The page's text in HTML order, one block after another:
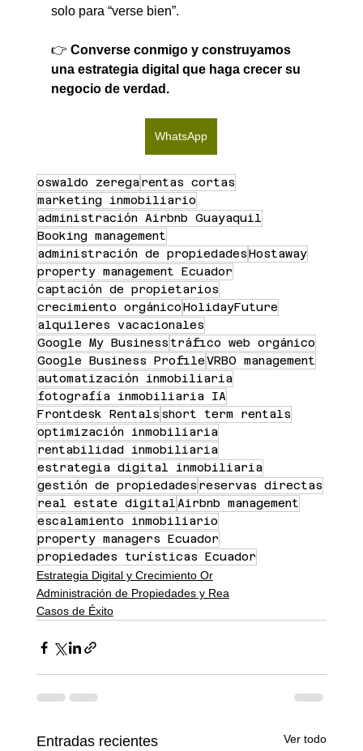
solo para “verse bien”.
👉 Converse conmigo y construyamos
una estrategia digital que haga crecer su
negocio de verdad.
WhatsApp
oswaldo zerega rentas cortas
marketing inmobiliario
administración Airbnb Guayaquil
Booking management
administración de propiedadesHostaway
property management Ecuador
captación de propietarios
crecimiento orgánicoHolidayFuture
alquileres vacacionales
Google My Businesstráfico web orgánico
Google Business ProfileVRBO management
automatización inmobiliaria
fotografía inmobiliaria IA
Frontdesk Rentals short term rentals
optimización inmobiliaria
rentabilidad inmobiliaria
estrategia digital inmobiliaria
gestión de propiedades reservas directas
real estate digitalAirbnb management
escalamiento inmobiliario
property managers Ecuador
propiedades turísticas Ecuador
Estrategia Digital y Crecimiento Or
Administración de Propiedades y Rea
Casos de Éxito
Entradas recientes Ver todo